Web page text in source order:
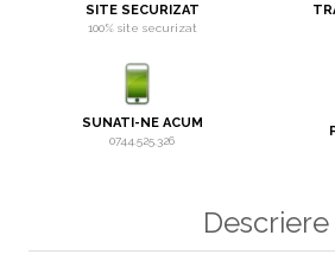
SITE SECURIZAT
100% site securizat
SUNATI-NE ACUM
0744.525.326
Descriere